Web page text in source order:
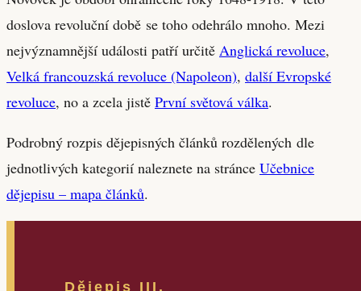
doslova revoluční době se toho odehrálo mnoho. Mezi
nejvýznamnější události patří určitě Anglická revoluce,
Velká francouzská revoluce (Napoleon), další Evropské
revoluce, no a zcela jistě První světová válka.
Podrobný rozpis dějepisných článků rozdělených dle
jednotlivých kategorií naleznete na stránce Učebnice
dějepisu – mapa článků.